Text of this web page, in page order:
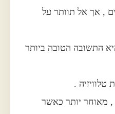
, אך אל תוותר על
התשובה הטובה ביותר
.
, מאוחר יותר כאשר